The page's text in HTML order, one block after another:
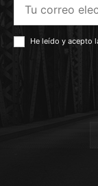
He leído y acepto